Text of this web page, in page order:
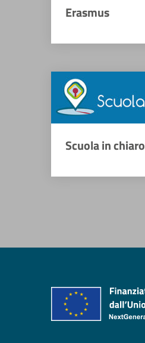
Erasmus
Scuola in chiaro